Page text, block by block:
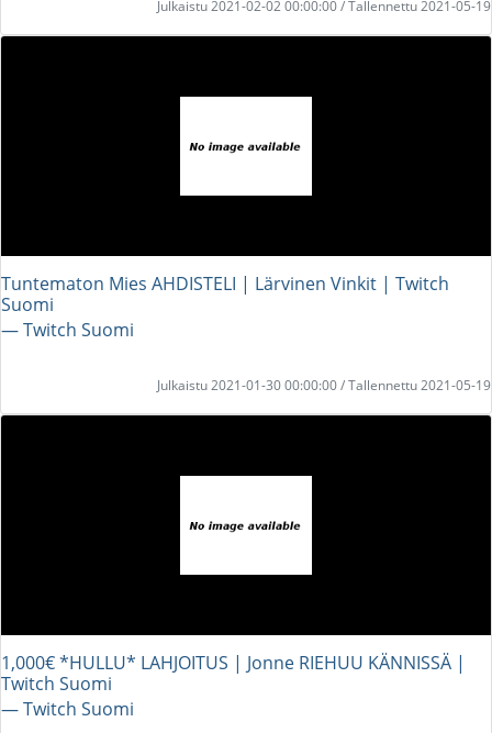
Julkaistu 2021-02-02 00:00:00 / Tallennettu 2021-05-19
Tuntematon Mies AHDISTELI | Lärvinen Vinkit | Twitch
Suomi
― Twitch Suomi
Julkaistu 2021-01-30 00:00:00 / Tallennettu 2021-05-19
1,000€ *HULLU* LAHJOITUS | Jonne RIEHUU KÄNNISSÄ |
Twitch Suomi
― Twitch Suomi